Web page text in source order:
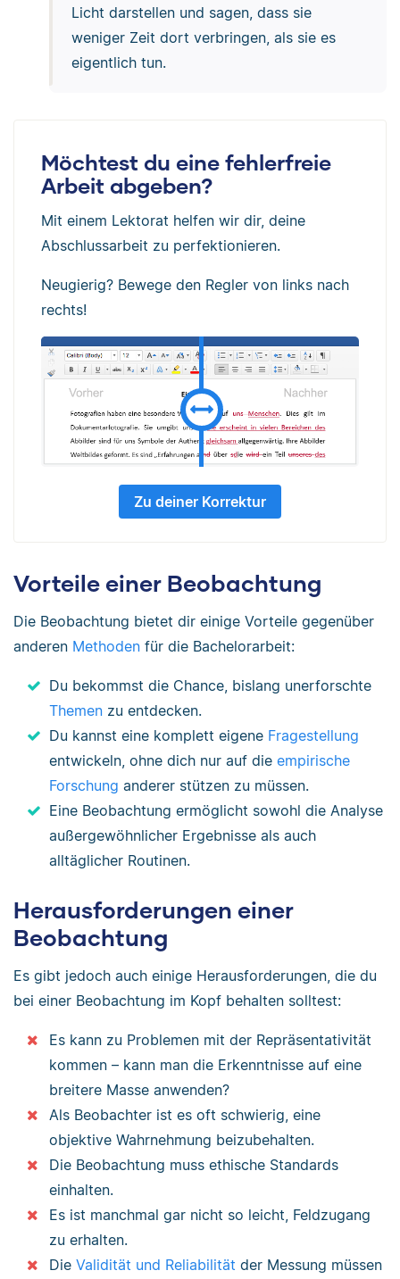
Licht darstellen und sagen, dass sie
weniger Zeit dort verbringen, als sie es
eigentlich tun.
Möchtest du eine fehlerfreie
Arbeit abgeben?
Mit einem Lektorat helfen wir dir, deine
Abschlussarbeit zu perfektionieren.
Neugierig? Bewege den Regler von links nach
rechts!
Zu deiner Korrektur
Vorteile einer Beobachtung
Die Beobachtung bietet dir einige Vorteile gegenüber
anderen Methoden für die Bachelorarbeit:
Du bekommst die Chance, bislang unerforschte
Themen zu entdecken.
Du kannst eine komplett eigene Fragestellung
entwickeln, ohne dich nur auf die empirische
Forschung anderer stützen zu müssen.
Eine Beobachtung ermöglicht sowohl die Analyse
außergewöhnlicher Ergebnisse als auch
alltäglicher Routinen.
Herausforderungen einer
Beobachtung
Es gibt jedoch auch einige Herausforderungen, die du
bei einer Beobachtung im Kopf behalten solltest:
Es kann zu Problemen mit der Repräsentativität
kommen – kann man die Erkenntnisse auf eine
breitere Masse anwenden?
Als Beobachter ist es oft schwierig, eine
objektive Wahrnehmung beizubehalten.
Die Beobachtung muss ethische Standards
einhalten.
Es ist manchmal gar nicht so leicht, Feldzugang
zu erhalten.
Die Validität und Reliabilität der Messung müssen